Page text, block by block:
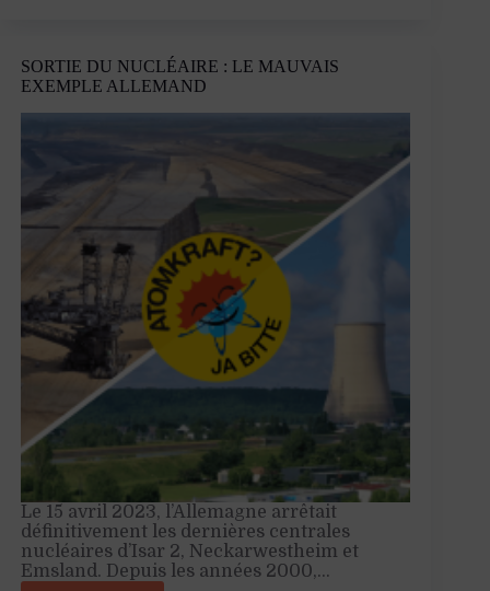
SORTIE DU NUCLÉAIRE : LE MAUVAIS
EXEMPLE ALLEMAND
Le 15 avril 2023, l’Allemagne arrêtait
définitivement les dernières centrales
nucléaires d’Isar 2, Neckarwestheim et
Emsland. Depuis les années 2000,…